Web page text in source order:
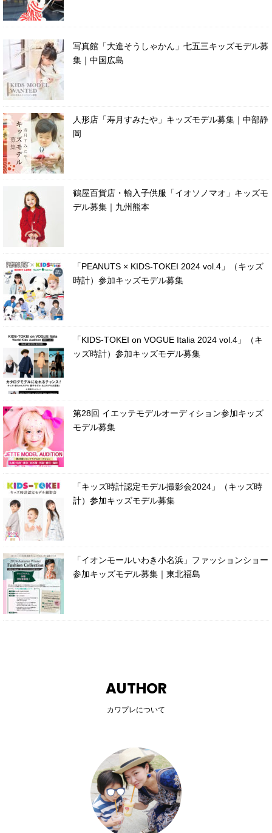
写真館「大進そうしゃかん」七五三キッズモデル募
集｜中国広島
人形店「寿月すみたや」キッズモデル募集｜中部静
岡
鶴屋百貨店・輸入子供服「イオソノマオ」キッズモ
デル募集｜九州熊本
「PEANUTS × KIDS-TOKEI 2024 vol.4」（キッズ
時計）参加キッズモデル募集
「KIDS-TOKEI on VOGUE Italia 2024 vol.4」（キ
ッズ時計）参加キッズモデル募集
第28回 イエッテモデルオーディション参加キッズ
モデル募集
「キッズ時計認定モデル撮影会2024」（キッズ時
計）参加キッズモデル募集
「イオンモールいわき小名浜」ファッションショー
参加キッズモデル募集｜東北福島
AUTHOR
カワプレについて